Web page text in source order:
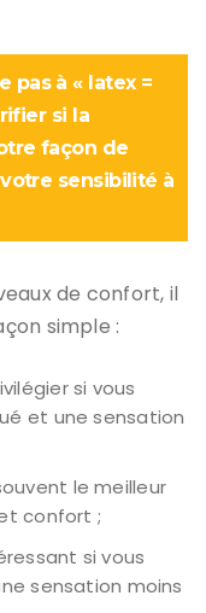
pas à « latex =
si la
façon de
sensibilité à
de confort, il
simple :
si vous
et une sensation
le meilleur
confort ;
si vous
sensation moins